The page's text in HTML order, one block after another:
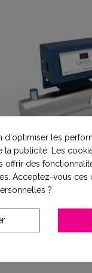
Station UV
stérilisateur
d'optimiser les
publicité. Les
offrir des
Acceptez-vous ces
?